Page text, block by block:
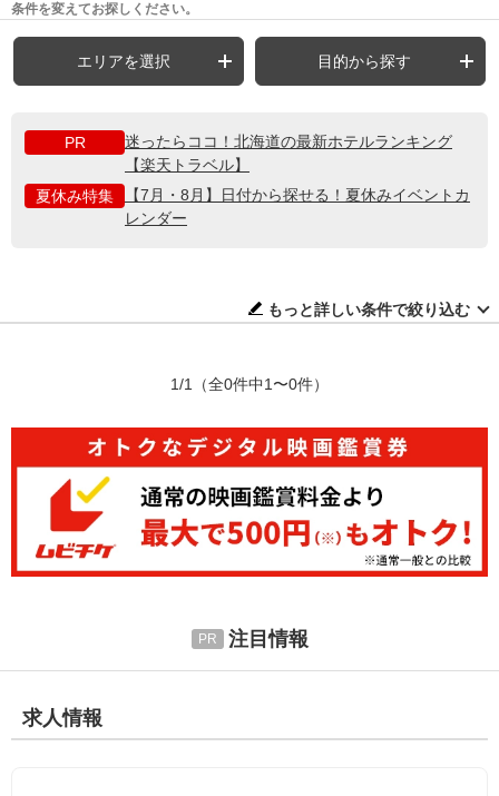
条件を変えてお探しください。
エリアを選択 目的から探す
PR
迷ったらココ！北海道の最新ホテルランキング
【楽天トラベル】
夏休み特集
【7月・8月】日付から探せる！夏休みイベントカ
レンダー
もっと詳しい条件で絞り込む
1/1 （全0件中1〜0件）
注目情報
求人情報